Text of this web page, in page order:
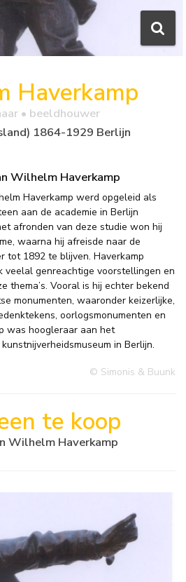
Haverkamp
• beeldhouwer
1864-1929 Berlijn
Wilhelm Haverkamp
Haverkamp werd opgeleid als
aan de academie in Berlijn
afronden van deze studie won hij
waarna hij afreisde naar de
tot 1892 te blijven. Haverkamp
veelal genreachtige voorstellingen en
thema’s. Vooral is hij echter bekend
monumenten, waaronder keizerlijke,
oorlogsmonumenten en
was hoogleraar aan het
in Berlijn.
© Simonis & Buunk
te koop
Wilhelm Haverkamp